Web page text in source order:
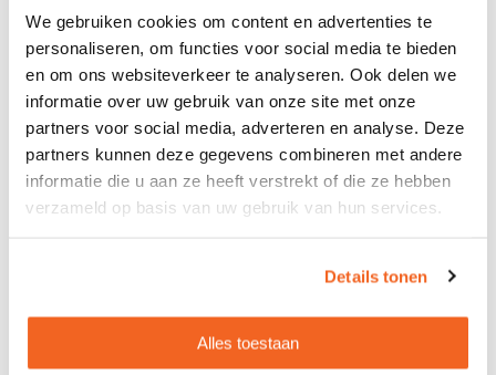
We gebruiken cookies om content en advertenties te
personaliseren, om functies voor social media te bieden
en om ons websiteverkeer te analyseren. Ook delen we
informatie over uw gebruik van onze site met onze
partners voor social media, adverteren en analyse. Deze
partners kunnen deze gegevens combineren met andere
informatie die u aan ze heeft verstrekt of die ze hebben
verzameld op basis van uw gebruik van hun services.
Details tonen
Alles toestaan